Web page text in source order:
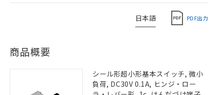
日本語 PDF出力
商品概要
シール形超小形基本スイッチ, 微小
負荷, DC30V 0.1A, ヒンジ・ロー